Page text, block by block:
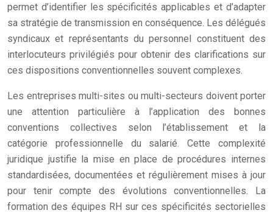
permet d’identifier les spécificités applicables et d’adapter
sa stratégie de transmission en conséquence. Les délégués
syndicaux et représentants du personnel constituent des
interlocuteurs privilégiés pour obtenir des clarifications sur
ces dispositions conventionnelles souvent complexes.
Les entreprises multi-sites ou multi-secteurs doivent porter
une attention particulière à l’application des bonnes
conventions collectives selon l’établissement et la
catégorie professionnelle du salarié. Cette complexité
juridique justifie la mise en place de procédures internes
standardisées, documentées et régulièrement mises à jour
pour tenir compte des évolutions conventionnelles. La
formation des équipes RH sur ces spécificités sectorielles